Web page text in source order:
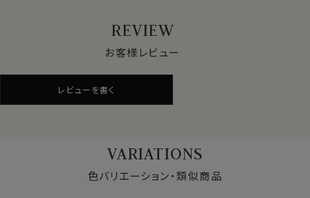
●スーツやジャケットにあわせるTシャツとして最適！
ただ普通のTシャツではカジュアルすぎて、またよれっと
した薄いTシャツではだらしなく見えてしまいます。
REVIEW
お客様レビュー
レビューを書く
VARIATIONS
色バリエーション・類似商品